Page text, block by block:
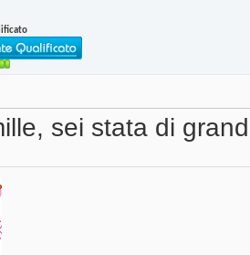
sei stata di